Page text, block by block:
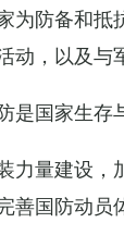
防备和抵
动，以及与
国家生存
力量建设，
善国防动员